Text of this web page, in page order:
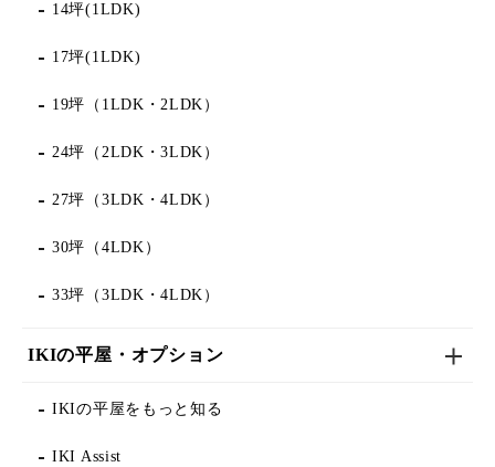
14坪(1LDK)
17坪(1LDK)
19坪（1LDK・2LDK）
24坪（2LDK・3LDK）
27坪（3LDK・4LDK）
30坪（4LDK）
33坪（3LDK・4LDK）
IKIの平屋・オプション
IKIの平屋をもっと知る
IKI Assist